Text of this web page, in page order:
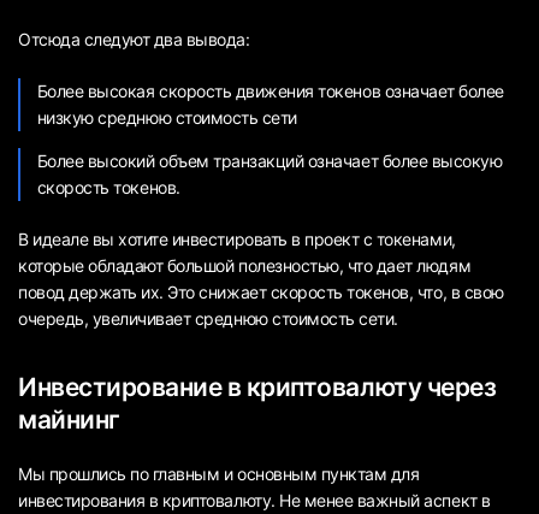
Отсюда следуют два вывода:
Более высокая скорость движения токенов означает более
низкую среднюю стоимость сети
Более высокий объем транзакций означает более высокую
скорость токенов.
В идеале вы хотите инвестировать в проект с токенами,
которые обладают большой полезностью, что дает людям
повод держать их. Это снижает скорость токенов, что, в свою
очередь, увеличивает среднюю стоимость сети.
Инвестирование в криптовалюту через
майнинг
Мы прошлись по главным и основным пунктам для
инвестирования в криптовалюту. Не менее важный аспект в